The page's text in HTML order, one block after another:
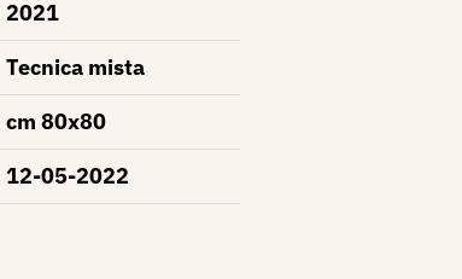
2021
Tecnica mista
cm 80x80
12-05-2022